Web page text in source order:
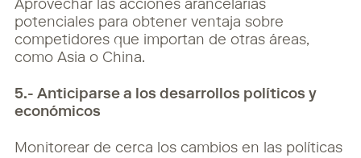
Aprovechar las acciones arancelarias
potenciales para obtener ventaja sobre
competidores que importan de otras áreas,
como Asia o China.
5.- Anticiparse a los desarrollos políticos y
económicos
Monitorear de cerca los cambios en las políticas